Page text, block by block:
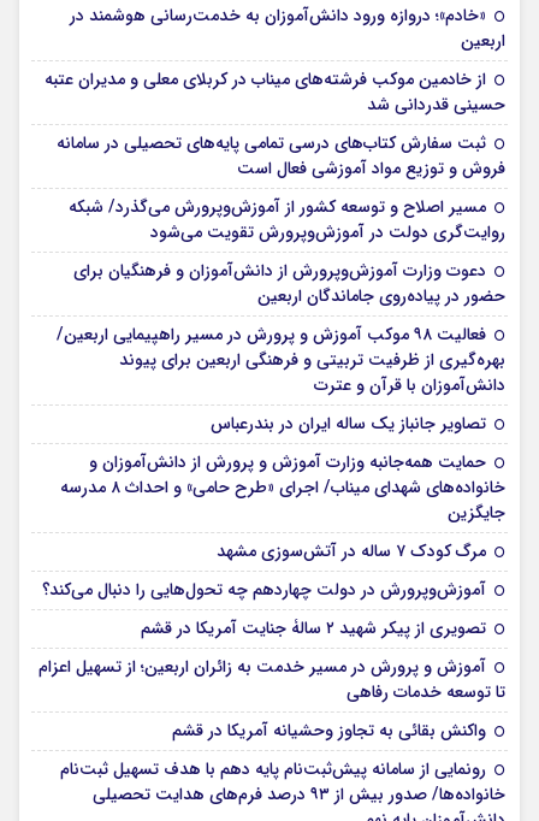
«خادم»؛ دروازه ورود دانش‌آموزان به خدمت‌رسانی هوشمند در
اربعین
از خادمین موکب فرشته‌های میناب در کربلای معلی و مدیران عتبه
حسینی قدردانی شد
ثبت سفارش کتاب‌های درسی تمامی پایه‌های تحصیلی در سامانه
فروش و توزیع مواد آموزشی فعال است
مسیر اصلاح و توسعه کشور از آموزش‌وپرورش می‌گذرد/ شبکه
روایت‌‌گری دولت در آموزش‌وپرورش تقویت می‌شود
دعوت وزارت آموزش‌وپرورش از دانش‌آموزان و فرهنگیان برای
حضور در پیاده‌روی جاماندگان اربعین
فعالیت ۹۸ موکب آموزش و پرورش در مسیر راهپیمایی اربعین/
بهره‌گیری از ظرفیت تربیتی و فرهنگی اربعین برای پیوند
دانش‌آموزان با قرآن و عترت
تصاویر جانباز یک ساله ایران در بندرعباس
حمایت همه‌جانبه وزارت آموزش و پرورش از دانش‌آموزان و
خانواده‌های شهدای میناب/ اجرای «طرح حامی» و احداث ۸ مدرسه
جایگزین
مرگ کودک ۷ ساله در آتش‌سوزی مشهد
آموزش‌وپرورش در دولت چهاردهم چه تحول‌هایی را دنبال می‌کند؟
تصویری از پیکر شهید ۲ سالۀ جنایت آمریکا در قشم
آموزش و پرورش در مسیر خدمت به زائران اربعین؛ از تسهیل اعزام
تا توسعه خدمات رفاهی
واکنش بقائی به تجاوز وحشیانه آمریکا در قشم
رونمایی از سامانه پیش‌ثبت‌نام پایه دهم با هدف تسهیل ثبت‌نام
خانواده‌ها/ صدور بیش از ۹۳ درصد فرم‌های هدایت تحصیلی